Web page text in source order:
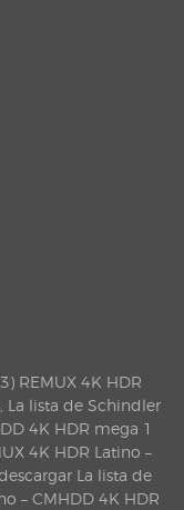
REMUX 4K HDR
La lista de Schindler
4K HDR mega 1
4K HDR Latino –
La lista de
– CMHDD 4K HDR